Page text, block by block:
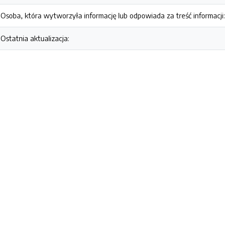
Osoba, która wytworzyła informację lub odpowiada za treść informacji:
Ostatnia aktualizacja: